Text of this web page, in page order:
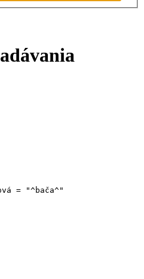
= "^bača^"